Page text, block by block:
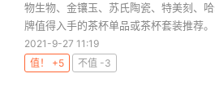
物生物、金镶玉、苏氏陶瓷、特美刻、
牌值得入手的茶杯单品或茶杯套装推荐
2021-9-27 11:19
值！ +5
不值 -3